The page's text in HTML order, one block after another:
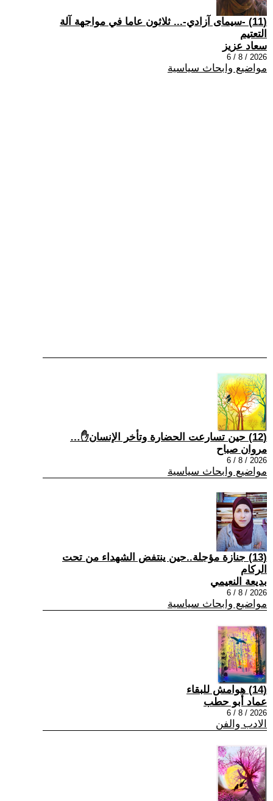
(11) -سيمای آزادي-... ثلاثون عاما في مواجهة آلة
التعتيم
سعاد عزيز
2026 / 8 / 6
مواضيع وابحاث سياسية
(12) حين تسارعت الحضارة وتأخر الإنسان✋…
مروان صباح
2026 / 8 / 6
مواضيع وابحاث سياسية
(13) جنازة مؤجلة..حين ينتفض الشهداء من تحت
الركام
بديعة النعيمي
2026 / 8 / 6
مواضيع وابحاث سياسية
(14) هوامش للبقاء
عماد أبو حطب
2026 / 8 / 6
الادب والفن